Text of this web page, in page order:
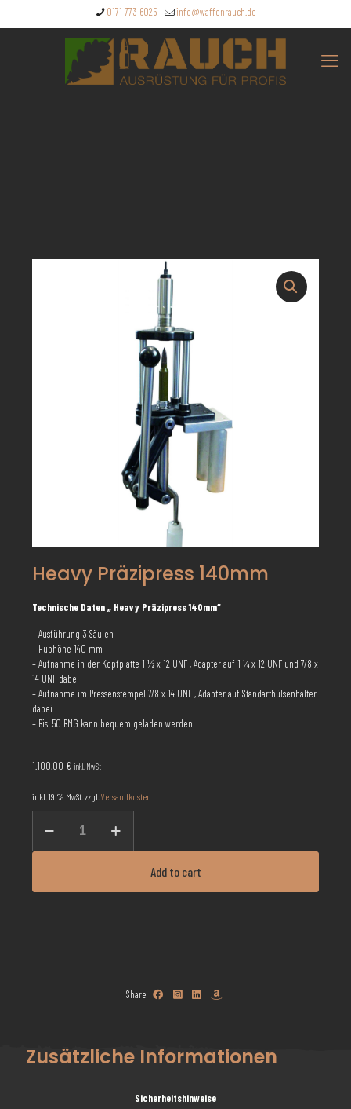
0171 773 6025 info@waffenrauch.de
Heavy Präzipress 140mm
Technische Daten „ Heavy Präzipress 140mm“
– Ausführung 3 Säulen
– Hubhöhe 140 mm
– Aufnahme in der Kopfplatte 1 ½ x 12 UNF , Adapter auf 1 ¼ x 12 UNF und 7/8 x
14 UNF dabei
– Aufnahme im Pressenstempel 7/8 x 14 UNF , Adapter auf Standarthülsenhalter
dabei
– Bis .50 BMG kann bequem geladen werden
1.100,00 € inkl. MwSt
inkl. 19 % MwSt. zzgl. Versandkosten
Präzipress
Add to cart
Share
Zusätzliche Informationen
Sicherheitshinweise